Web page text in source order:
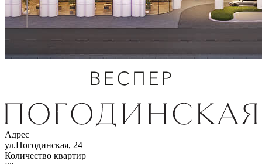
Адрес
ул.Погодинская, 24
Количество квартир